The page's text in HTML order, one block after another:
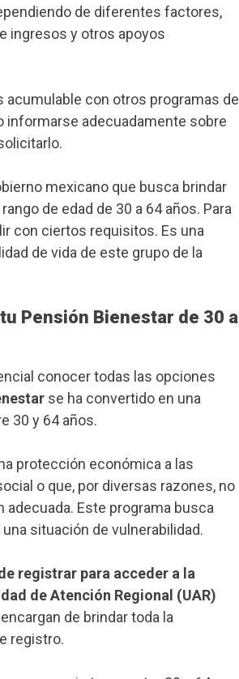
de diferentes factores,
ingresos y otros apoyos
acumulable con otros programas de
informarse adecuadamente sobre
mexicano que busca brindar
de edad de 30 a 64 años. Para
con ciertos requisitos. Es una
de vida de este grupo de la
Pensión Bienestar de 30 a
conocer todas las opciones
se ha convertido en una
30 y 64 años.
protección económica a las
o que, por diversas razones, no
Este programa busca
situación de vulnerabilidad.
registrar para acceder a la
de Atención Regional (UAR)
de brindar toda la
registro.